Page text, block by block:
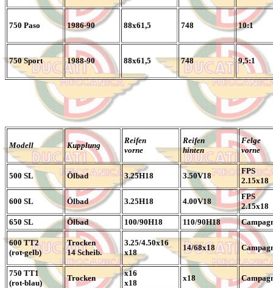
750 Paso 1986-90 88x61,5 748 10:1
750 Sport 1988-90 88x61,5 748 9,5:1
Modell Kupplung
Reifen
vorne
Reifen
hinten
Felge
vorne
500 SL Ölbad 3.25H18 3.50V18
FPS
2.15x18
600 SL Ölbad 3.25H18 4.00V18
FPS
2.15x18
650 SL
Ölbad 100/90H18 110/90H18
600 TT2
(rot-gelb)
Trocken
14 Scheib.
3.25/4.50x16
x18
14/68x18
750 TT1
(rot-blau)
Trocken
x16
x18
x18